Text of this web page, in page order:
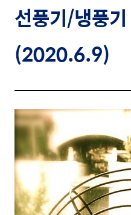
선풍기/냉풍기
(2020.6.9)